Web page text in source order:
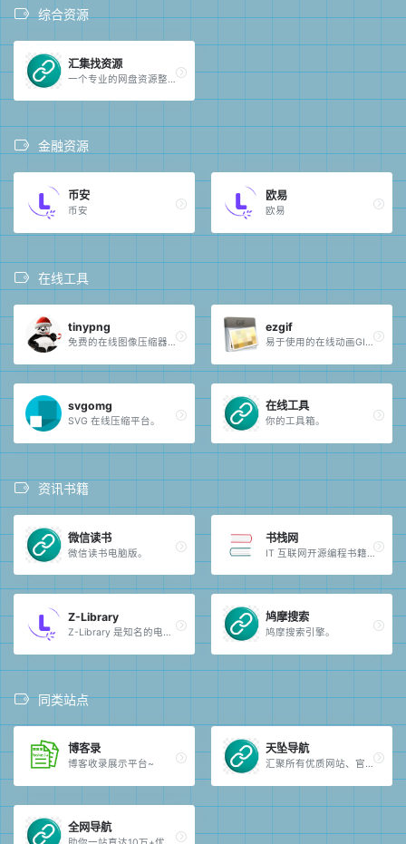
综合资源
汇集找资源
一个专业的网盘资源整合搜索网站！
金融资源
币安
币安
欧易
欧易
在线工具
tinypng
免费的在线图像压缩器，更快的网站！
ezgif
易于使用的在线动画GIF制作和图像编辑器。
svgomg
SVG 在线压缩平台。
在线工具
你的工具箱。
资讯书籍
微信读书
微信读书电脑版。
书栈网
IT 互联网开源编程书籍免费阅读与下载。
Z-Library
Z-Library 是知名的电子书图书馆。
鸠摩搜索
鸠摩搜索引擎。
同类站点
博客录
博客收录展示平台~
天坠导航
汇聚所有优质网站、官方服务与常用工具，一站式直达，快捷、安全、可靠。
全网导航